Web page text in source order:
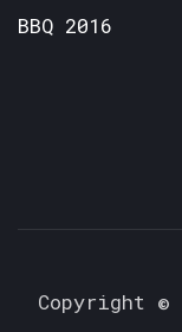
BBQ 2016
Copyright ©